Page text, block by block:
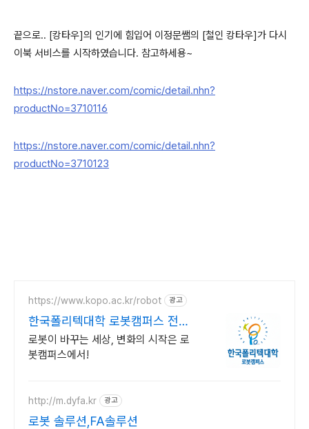
끝으로.. [캉타우]의 인기에 힘입어 이정문쌤의 [철인 캉타우]가 다시
이북 서비스를 시작하였습니다. 참고하세용~
https://nstore.naver.com/comic/detail.nhn?
productNo=3710116
https://nstore.naver.com/comic/detail.nhn?
productNo=3710123
https://www.kopo.ac.kr/robot 광고
한국폴리텍대학 로봇캠퍼스 전국
유일의 로봇특성화 대학
로봇이 바꾸는 세상, 변화의 시작은 로
봇캠퍼스에서!
http://m.dyfa.kr 광고
로봇 솔루션,FA솔루션